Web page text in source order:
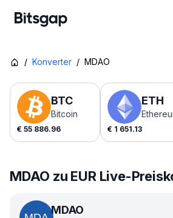
/ Konverter / MDAO
BTC
Bitcoin
€ 55 886.96
ETH
€ 1 651.13
MDAO zu EUR Live-
MDAO